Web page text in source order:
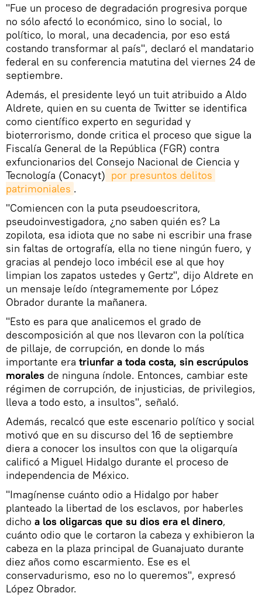
"Fue un proceso de degradación progresiva porque
no sólo afectó lo económico, sino lo social, lo
político, lo moral, una decadencia, por eso está
costando transformar al país", declaró el mandatario
federal en su conferencia matutina del viernes 24 de
septiembre.
Además, el presidente leyó un tuit atribuido a Aldo
Aldrete, quien en su cuenta de Twitter se identifica
como científico experto en seguridad y
bioterrorismo, donde critica el proceso que sigue la
Fiscalía General de la República (FGR) contra
exfuncionarios del Consejo Nacional de Ciencia y
Tecnología (Conacyt) por presuntos delitos
patrimoniales .
"Comiencen con la puta pseudoescritora,
pseudoinvestigadora, ¿no saben quién es? La
zopilota, esa idiota que no sabe ni escribir una frase
sin faltas de ortografía, ella no tiene ningún fuero, y
gracias al pendejo loco imbécil ese al que hoy
limpian los zapatos ustedes y Gertz", dijo Aldrete en
un mensaje leído íntegramemente por López
Obrador durante la mañanera.
"Esto es para que analicemos el grado de
descomposición al que nos llevaron con la política
de pillaje, de corrupción, en donde lo más
importante era triunfar a toda costa, sin escrúpulos
morales de ninguna índole. Entonces, cambiar este
régimen de corrupción, de injusticias, de privilegios,
lleva a todo esto, a insultos", señaló.
Además, recalcó que este escenario político y social
motivó que en su discurso del 16 de septiembre
diera a conocer los insultos con que la oligarquía
calificó a Miguel Hidalgo durante el proceso de
independencia de México.
"Imagínense cuánto odio a Hidalgo por haber
planteado la libertad de los esclavos, por haberles
dicho a los oligarcas que su dios era el dinero,
cuánto odio que le cortaron la cabeza y exhibieron la
cabeza en la plaza principal de Guanajuato durante
diez años como escarmiento. Ese es el
conservadurismo, eso no lo queremos", expresó
López Obrador.